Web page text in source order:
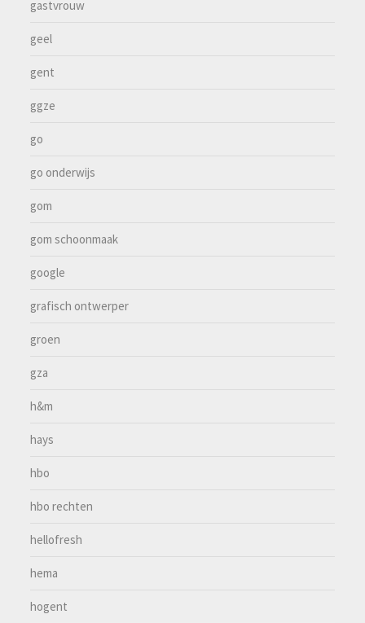
gastvrouw
geel
gent
ggze
go
go onderwijs
gom
gom schoonmaak
google
grafisch ontwerper
groen
gza
h&m
hays
hbo
hbo rechten
hellofresh
hema
hogent